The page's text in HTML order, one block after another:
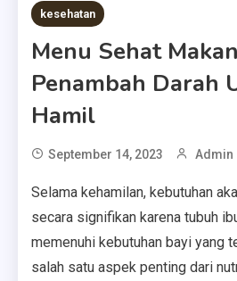
kesehatan
Menu Sehat
Penambah Darah
Hamil
September 14, 2023 Admin
Selama kehamilan, kebutuhan
secara signifikan karena tubuh
memenuhi kebutuhan bayi yang
salah satu aspek penting dari